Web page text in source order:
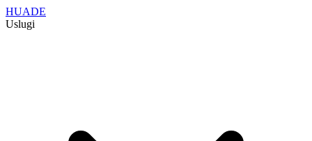
HUADE
Uslugi